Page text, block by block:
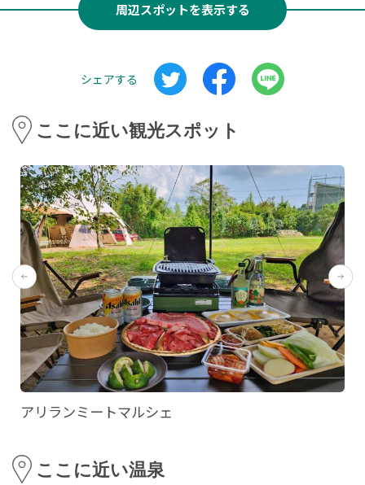
周辺スポットを表示する
シェアする
ここに近い観光スポット
アリランミートマルシェ
ここに近い温泉